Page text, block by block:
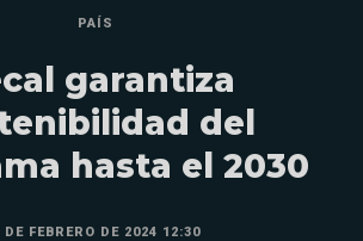
PAÍS
garantiza
del
hasta el 2030
DE FEBRERO DE 2024 12:30